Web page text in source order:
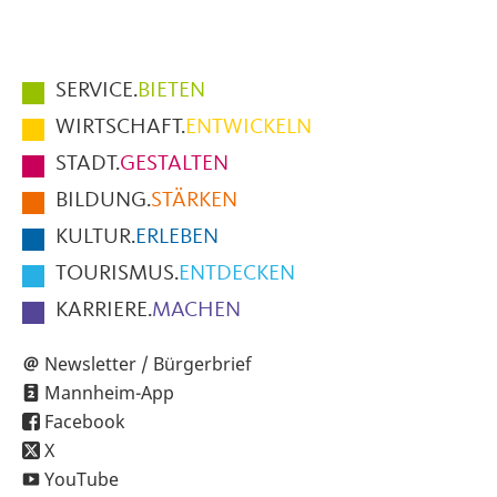
Hauptmenüpunkte
im
Fußbereich
der
Seite
SERVICE.BIETEN
WIRTSCHAFT.ENTWICKELN
STADT.GESTALTEN
BILDUNG.STÄRKEN
KULTUR.ERLEBEN
TOURISMUS.ENTDECKEN
KARRIERE.MACHEN
Newsletter / Bürgerbrief
Mannheim-App
Facebook
X
YouTube